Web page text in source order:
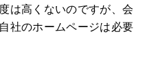
は高くないのですが、会
社のホームページは必要